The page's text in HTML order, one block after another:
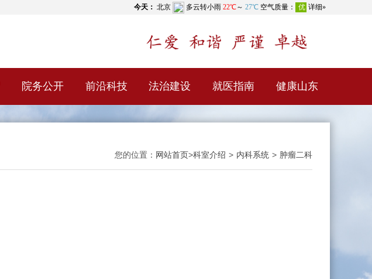
院务公开 前沿科技 法治建设 就医指南 健康山东
您的位置： 网站首页>科室介绍 > 内科系统 > 肿瘤二科